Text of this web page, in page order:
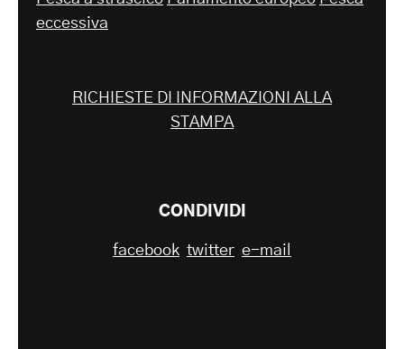
eccessiva
RICHIESTE DI INFORMAZIONI ALLA
STAMPA
CONDIVIDI
facebook twitter e-mail